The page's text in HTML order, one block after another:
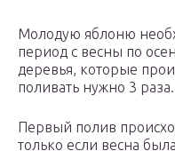
Молодую яблоню
период с весны по
деревья, которые
поливать нужно 3 раза.
Первый полив
только если весна